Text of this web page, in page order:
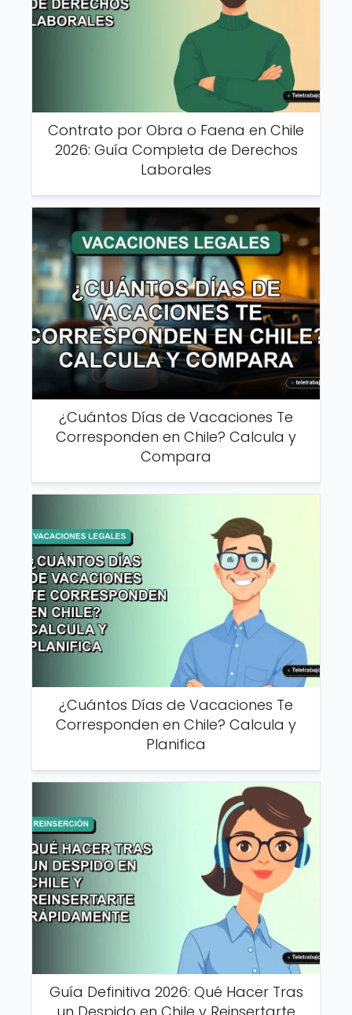
Contrato por Obra o Faena en Chile
2026: Guía Completa de Derechos
Laborales
¿Cuántos Días de Vacaciones Te
Corresponden en Chile? Calcula y
Compara
¿Cuántos Días de Vacaciones Te
Corresponden en Chile? Calcula y
Planifica
Guía Definitiva 2026: Qué Hacer Tras